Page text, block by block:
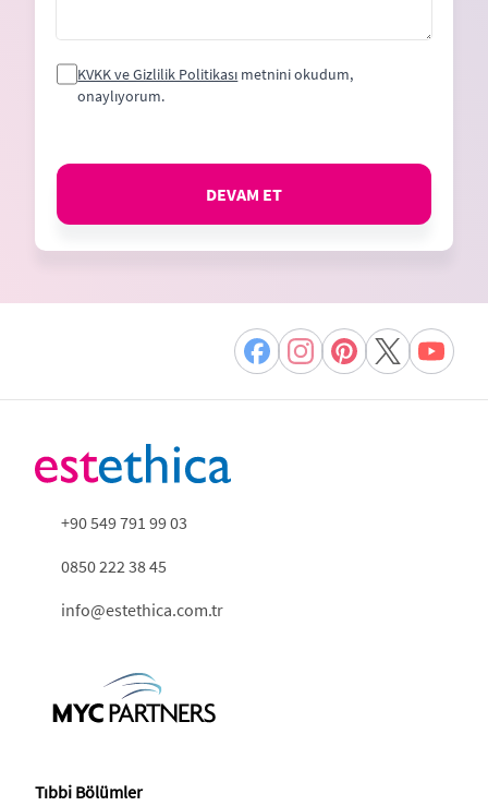
KVKK ve Gizlilik Politikası metnini okudum,
onaylıyorum.
DEVAM ET
+90 549 791 99 03
0850 222 38 45
info@estethica.com.tr
Tıbbi Bölümler